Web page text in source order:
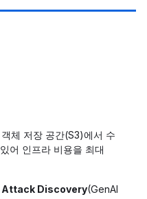
체 저장 공간(S3)에서 수
어 인프라 비용을 최대
Attack Discovery(GenAI